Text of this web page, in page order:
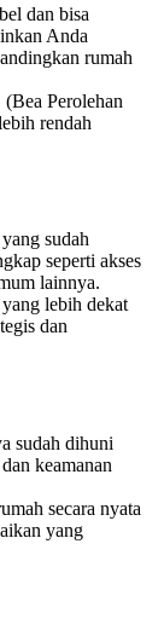
dan bisa
Anda
rumah
Perolehan
rendah
sudah
seperti akses
lainnya.
lebih dekat
dan
sudah dihuni
keamanan
secara nyata
yang